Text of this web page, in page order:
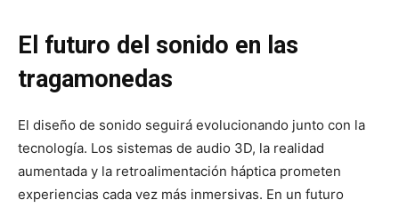
El futuro del sonido en las
tragamonedas
El diseño de sonido seguirá evolucionando junto con la
tecnología. Los sistemas de audio 3D, la realidad
aumentada y la retroalimentación háptica prometen
experiencias cada vez más inmersivas. En un futuro